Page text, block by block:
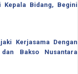
Kepala Bidang, Begini
Kerjasama Dengan
Bakso Nusantara